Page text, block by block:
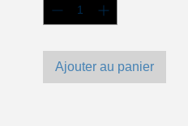
Ajouter au panier